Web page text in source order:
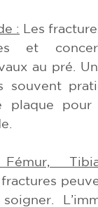
: Les
et
au pré.
souvent
plaque
fractures